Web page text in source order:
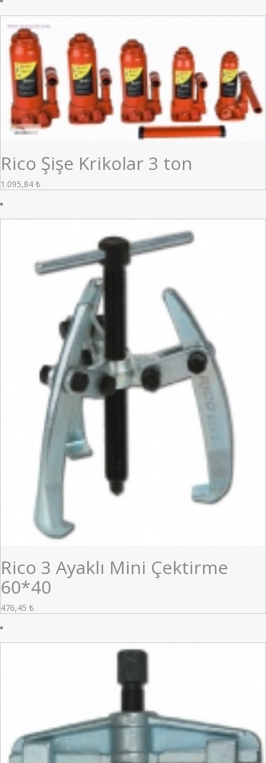
Rico Şişe Krikolar 3 ton
1.095,84 ₺
Rico 3 Ayaklı Mini Çektirme
60*40
476,45 ₺